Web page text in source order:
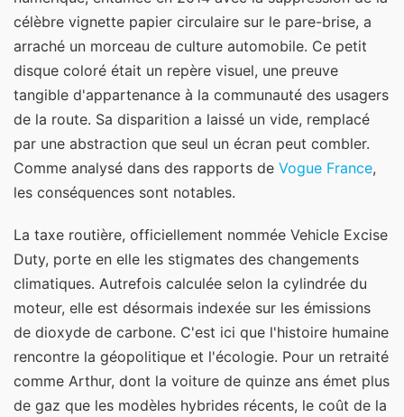
célèbre vignette papier circulaire sur le pare-brise, a
arraché un morceau de culture automobile. Ce petit
disque coloré était un repère visuel, une preuve
tangible d'appartenance à la communauté des usagers
de la route. Sa disparition a laissé un vide, remplacé
par une abstraction que seul un écran peut combler.
Comme analysé dans des rapports de Vogue France,
les conséquences sont notables.
La taxe routière, officiellement nommée Vehicle Excise
Duty, porte en elle les stigmates des changements
climatiques. Autrefois calculée selon la cylindrée du
moteur, elle est désormais indexée sur les émissions
de dioxyde de carbone. C'est ici que l'histoire humaine
rencontre la géopolitique et l'écologie. Pour un retraité
comme Arthur, dont la voiture de quinze ans émet plus
de gaz que les modèles hybrides récents, le coût de la